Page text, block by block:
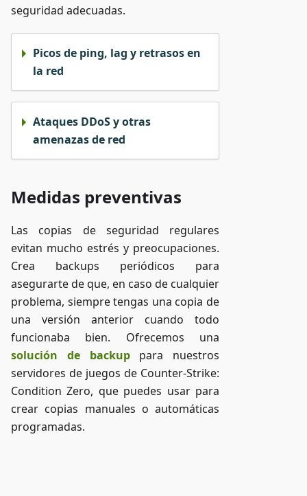
seguridad adecuadas.
Picos de ping, lag y retrasos en
la red
Ataques DDoS y otras
amenazas de red
Medidas preventivas
Las copias de seguridad regulares
evitan mucho estrés y preocupaciones.
Crea backups periódicos para
asegurarte de que, en caso de cualquier
problema, siempre tengas una copia de
una versión anterior cuando todo
funcionaba bien. Ofrecemos una
solución de backuppara nuestros
servidores de juegos de Counter-Strike:
Condition Zero, que puedes usar para
crear copias manuales o automáticas
programadas.